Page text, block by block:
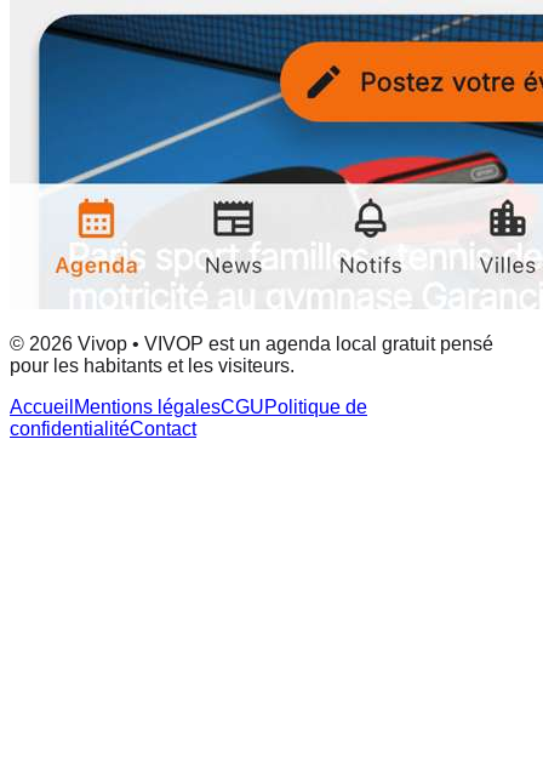
© 2026 Vivop • VIVOP est un agenda local gratuit pensé
pour les habitants et les visiteurs.
Accueil Mentions légalesCGUPolitique de
confidentialitéContact